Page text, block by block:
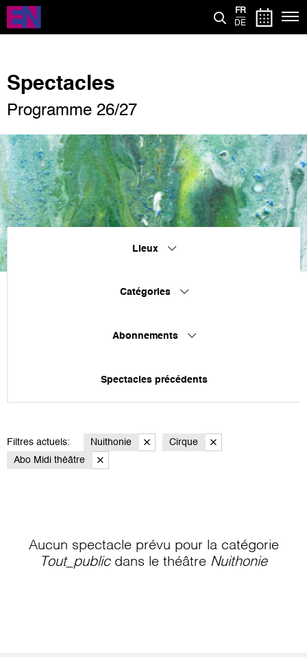
Aller
contenu
FR
DE
Spectacles
Programme 26/27
Lieux
Catégories
Abonnements
Spectacles précédents
Filtres actuels: Nuithonie
Cirque
Abo Midi théâtre
Aucun spectacle prévu pour la catégorie
Tout_publicdans le théâtre Nuithonie